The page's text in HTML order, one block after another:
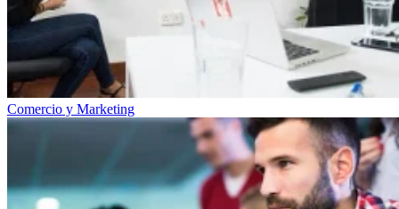
Comercio y Marketing